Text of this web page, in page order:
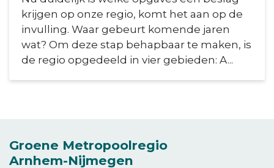
krijgen op onze regio, komt het aan op de
invulling. Waar gebeurt komende jaren
wat? Om deze stap behapbaar te maken, is
de regio opgedeeld in vier gebieden: A...
Groene Metropoolregio
Arnhem-Nijmegen